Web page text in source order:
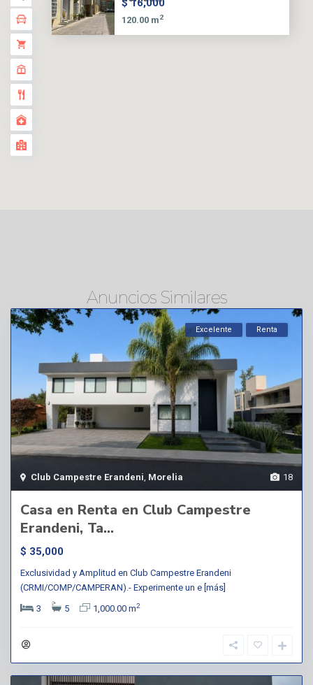
$ 16,000
120.00 m2
Anuncios Similares
18
Club Campestre Erandeni Morelia
Excelente Renta
Casa en Renta en Club Campestre
Erandeni, Ta...
$ 35,000
Exclusividad y Amplitud en Club Campestre Erandeni
(CRMI/COMP/CAMPERAN).- Experimente un e [más]
3
5 1,000.00 m2